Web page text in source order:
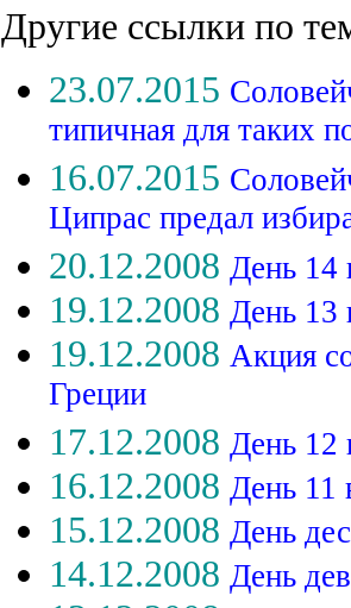
Другие ссылки по
23.07.2015
типичная для таких
16.07.2015
Ципрас предал
20.12.2008 День 14
19.12.2008 День 13
19.12.2008 Акция
Греции
17.12.2008 День 12
16.12.2008 День 11
15.12.2008 День
14.12.2008 День